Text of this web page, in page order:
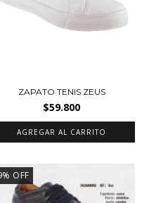
ZAPATO TENIS ZEUS
$59.800
AGREGAR AL CARRITO
% OFF